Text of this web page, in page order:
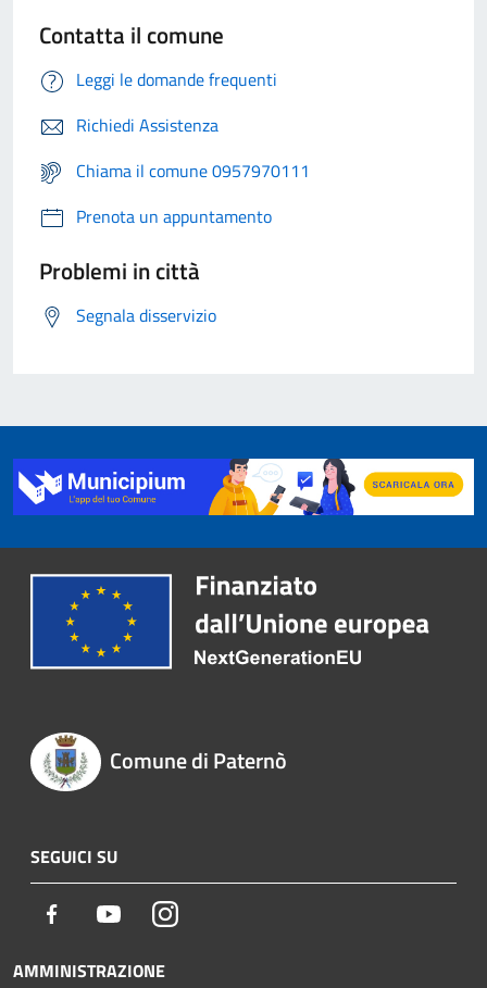
Contatta il comune
Leggi le domande frequenti
Richiedi Assistenza
Chiama il comune 0957970111
Prenota un appuntamento
Problemi in città
Segnala disservizio
Comune di Paternò
SEGUICI SU
Facebook YoutubeInstagram
AMMINISTRAZIONE